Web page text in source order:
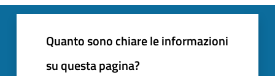
Quanto sono chiare le informazioni
su questa pagina?